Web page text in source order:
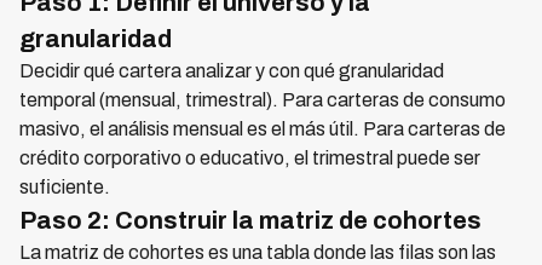
granularidad
Decidir qué cartera analizar y con qué granularidad
temporal (mensual, trimestral). Para carteras de consumo
masivo, el análisis mensual es el más útil. Para carteras de
crédito corporativo o educativo, el trimestral puede ser
suficiente.
Paso 2: Construir la matriz de cohortes
La matriz de cohortes es una tabla donde las filas son las